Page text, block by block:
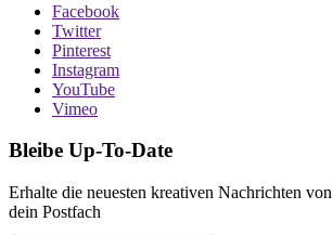
Facebook
Twitter
Pinterest
Instagram
YouTube
Vimeo
Bleibe Up-To-Date
Erhalte die neuesten kreativen Nachrichten
dein Postfach